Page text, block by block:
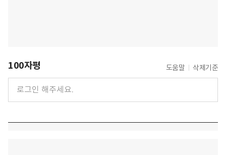
100자평 도움말 삭제기준